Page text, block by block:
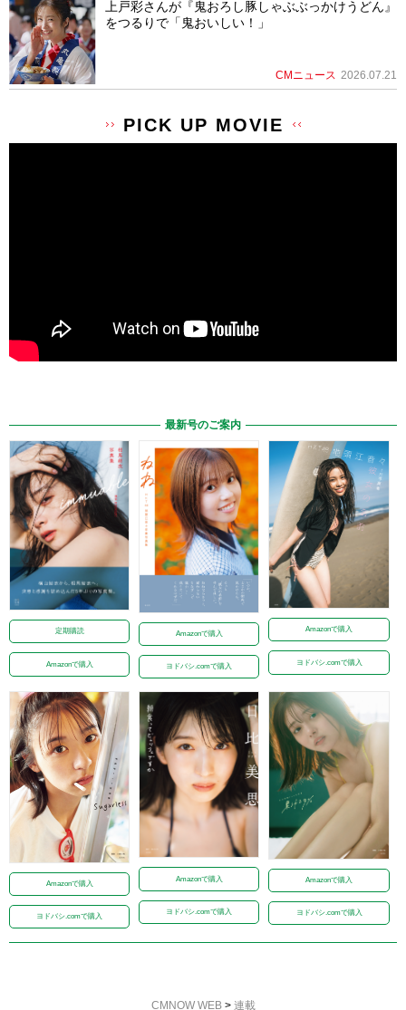
上戸彩さんが『鬼おろし豚しゃぶぶっかけうどん』
をつるりで「鬼おいしい！」
CMニュース 2026.07.21
PICK UP MOVIE
最新号のご案内
定期購読
Amazonで購入
Amazonで購入
ヨドバシ.comで購入
Amazonで購入
ヨドバシ.comで購入
Amazonで購入
ヨドバシ.comで購入
Amazonで購入
ヨドバシ.comで購入
Amazonで購入
ヨドバシ.comで購入
CMNOW WEB> 連載